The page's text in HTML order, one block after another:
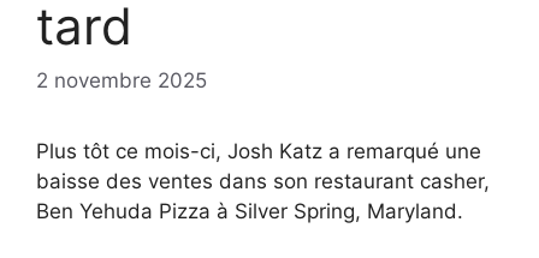
tard
2 novembre 2025
Plus tôt ce mois-ci, Josh Katz a remarqué une
baisse des ventes dans son restaurant casher,
Ben Yehuda Pizza à Silver Spring, Maryland.